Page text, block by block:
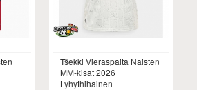
Tšekki Vieraspaita Naisten
MM-kisat 2026
Lyhythihainen